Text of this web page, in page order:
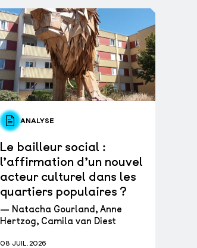
ANALYSE
Le bailleur social :
l’affirmation d’un nouvel
acteur culturel dans les
quartiers populaires ?
— Natacha Gourland, Anne
Hertzog, Camila van Diest
08 JUIL. 2026